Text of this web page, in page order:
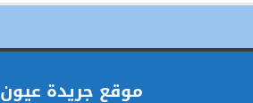
موقع جريدة عيون